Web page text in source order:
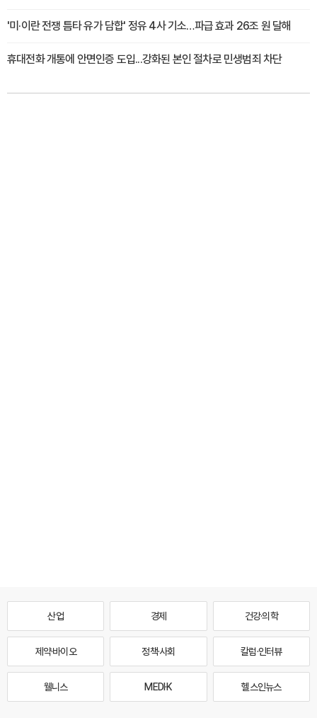
'미·이란 전쟁 틈타 유가 담합' 정유 4사 기소…파급 효과 26조 원 달해
휴대전화 개통에 안면인증 도입...강화된 본인 절차로 민생범죄 차단
산업 경제 건강·의학
제약·바이오 정책·사회 칼럼·인터뷰
웰니스 MEDI·K 헬스인뉴스